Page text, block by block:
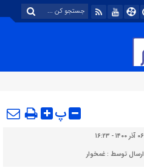
پ
۰۶ آذر ۱۴۰۰ - ۱۶:۲۳
ارسال توسط :غمخوار